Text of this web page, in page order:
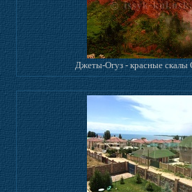
Джеты-Огуз - красные скалы